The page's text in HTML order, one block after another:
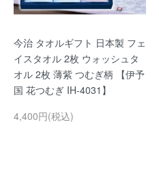
今治 タオルギフト 日本製 フェ
イスタオル 2枚 ウォッシュタ
オル 2枚 薄紫 つむぎ柄 【伊予
国 花つむぎ IH-4031】
4,400円(税込)